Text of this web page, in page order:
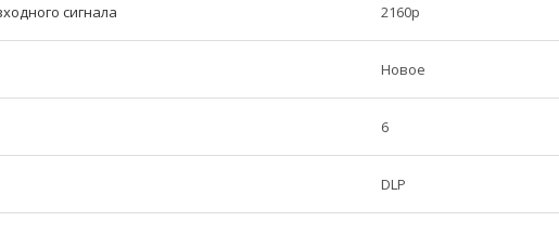
сигнала 2160p
Новое
6
DLP